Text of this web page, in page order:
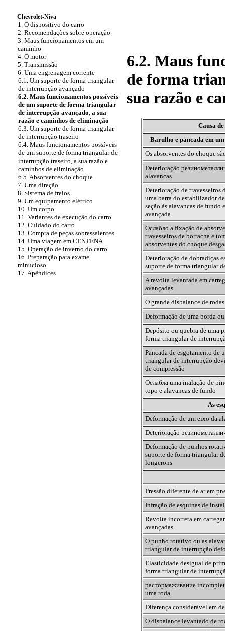
Chevrolet-Niva
1. O dispositivo do carro
2. Recomendações sobre operação
3. Maus funcionamentos em um
caminho
4. O motor
5. Transmissão
6. Uma engrenagem corrente
6.1. Um suporte de forma triangular
de interrupção avançado
6.2. Maus funcionamentos possíveis
de um suporte de forma triangular
de interrupção avançado, a sua
razão e caminhos de eliminação
6.3. Um suporte de forma triangular
de interrupção traseiro
6.4. Maus funcionamentos possíveis
de um suporte de forma triangular de
interrupção traseiro, a sua razão e
caminhos de eliminação
6.5. Absorventes do choque
7. Uma direção
8. Sistema de freios
9. Um equipamento elétrico
10. Um corpo
11. Variantes de execução do carro
12. Cuidado do carro
13. Compra de peças sobressalentes
14. Uma viagem em CENTENA
15. Operação de inverno do carro
16. Preparação para exame
minucioso
17. Apêndices
6.2. Maus
de forma
sua razão e
Causa
Barulho e pancada em
Os absorventes do choque
Deterioração
alavancas
Deterioração de travesseiros
uma barra do estabilizador
seção às alavancas de fundo
avançada
Ослабло a fixação de
travesseiros de borracha e
absorventes do choque
Deterioração de dobradiças
suporte de forma triangular
A revolta levantada em
avançadas
O grande disbalance de rodas
Deformação de uma borda
Depósito ou quebra de uma
forma triangular de
Pancada de esgotamento de
triangular de interrupção
de compressão
Ослаблаuma inalação de
topo e alavancas de fundo
As
Deformação de um eixo da
Deterioração
Deformação de punhos
suporte de forma triangular
longerons
Pressão diferente de ar em
Infração de esquinas de
Revolta incorreta em
avançadas
O punho rotativo ou as
triangular de interrupção
Elasticidade desigual de
forma triangular de
растормаживание
uma roda
Diferença considerável em
O disbalance levantado de